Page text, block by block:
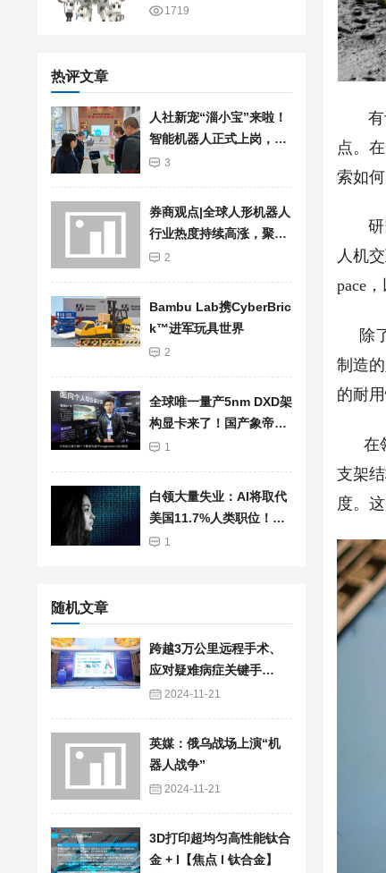
器人1719
热评文章
人社新宠“淄小宝”来啦！
智能机器人正式上岗，服
务再升级
3
券商观点|全球人形机器人
行业热度持续高涨，聚焦
加快行业发展步伐
2
Bambu Lab携Cyber​​Bric
k™进军玩具世界
2
全球唯一量产5nm DXD架
构显卡来了！国产象帝先
自研GPU首发亮相：支持
1
白领大量失业：AI将取代
美国11.7%人类职位！总
薪资高达1.2兆美元
1
随机文章
跨越3万公里远程手术、
应对疑难病症关键手
术……来看医疗机器人最
2024-11-21
英媒：俄乌战场上演“机
器人战争”
2024-11-21
3D打印超均匀高性能钛合
金 + l【焦点 l 钛合金】
有许
点。
索如
研究
人机
pace
除了
制造
的耐
在领
支架
度。